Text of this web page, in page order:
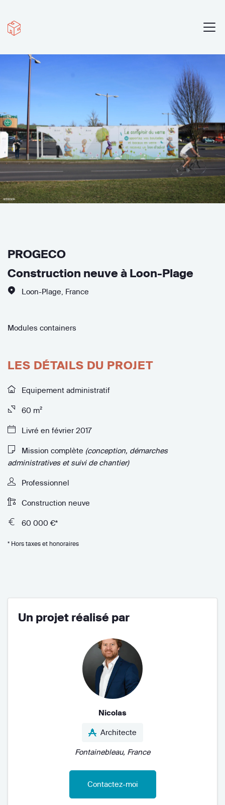
PROGECO
Construction neuve à Loon-Plage
Loon-Plage France
Modules containers
LES DÉTAILS DU PROJET
Equipement administratif
60 m²
Livré en février 2017
Mission complète (conception, démarches
administratives et suivi de chantier)
Professionnel
Construction neuve
60 000 €*
* Hors taxes et honoraires
Un projet réalisé par
Nicolas
Architecte
Fontainebleau, France
Contactez-moi